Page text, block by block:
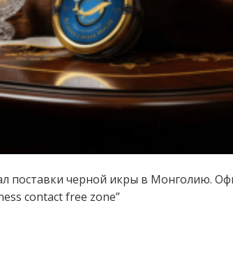
поставки черной икры в Монголию.
contact free zone”